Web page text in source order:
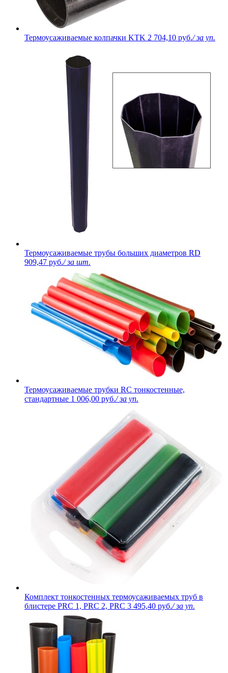
Термоусаживаемые колпачки KTK 2 704,10 руб./ за уп.
Термоусаживаемые трубы больших диаметров RD
909,47 руб./ за шт.
Термоусаживаемые трубки RC тонкостенные,
стандартные 1 006,00 руб./ за уп.
Комплект тонкостенных термоусаживаемых труб в
блистере PRC 1, PRC 2, PRC 3 495,40 руб./ за уп.